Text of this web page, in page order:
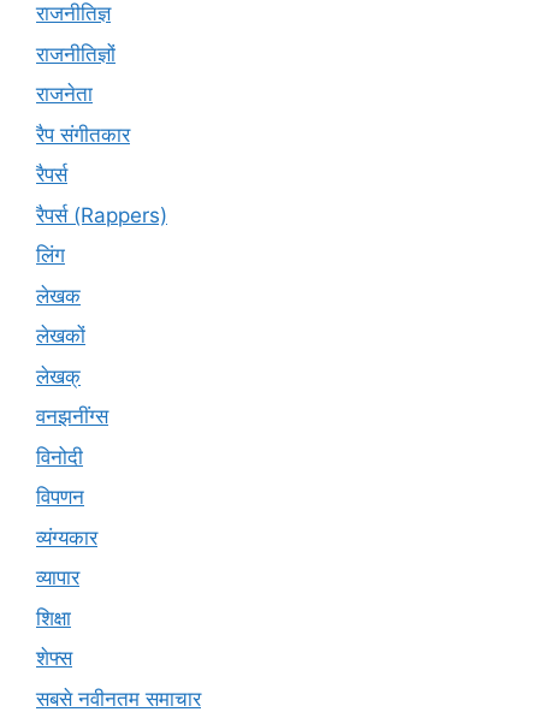
राजनीतिज्ञ
राजनीतिज्ञों
राजनेता
रैप संगीतकार
रैपर्स
रैपर्स (Rappers)
लिंग
लेखक
लेखकों
लेखक्
वनझनींग्स
विनोदी
विपणन
व्यंग्यकार
व्यापार
शिक्षा
शेफ्स
सबसे नवीनतम समाचार